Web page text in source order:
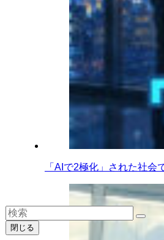
「AIで2極化」された社会
閉じる